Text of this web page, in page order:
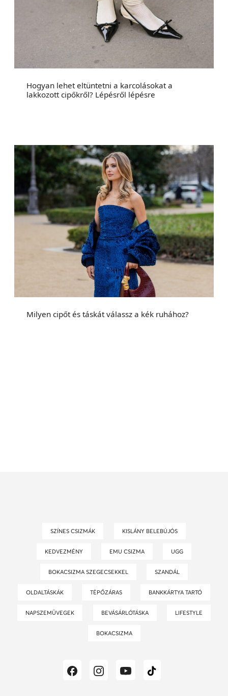
Hogyan lehet eltüntetni a karcolásokat a
lakkozott cipőkről? Lépésről lépésre
Milyen cipőt és táskát válassz a kék ruhához?
SZÍNES CSIZMÁK KISLÁNY BELEBÚJÓS
KEDVEZMÉNY EMU CSIZMA UGG
BOKACSIZMA SZEGECSEKKEL SZANDÁL
OLDALTÁSKÁK TÉPŐZÁRAS BANKKÁRTYA TARTÓ
NAPSZEMÜVEGEK BEVÁSÁRLÓTÁSKA LIFESTYLE
BOKACSIZMA